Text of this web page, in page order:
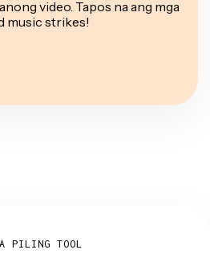
video. Tapos na ang mga
music strikes!
PILING TOOL